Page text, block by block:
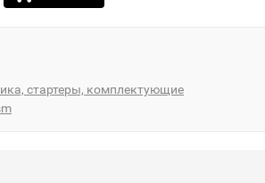
стартеры, комплектующие